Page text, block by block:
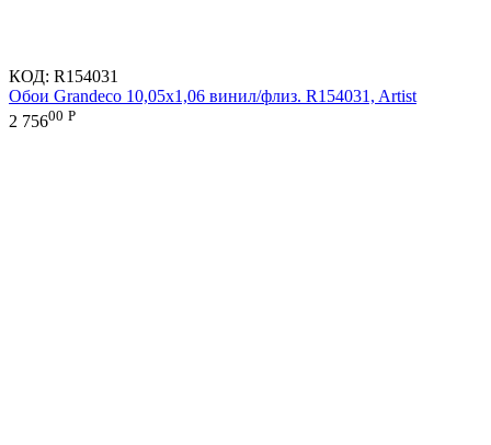
КОД: R154031
Обои Grandeco 10,05х1,06 винил/флиз. R154031, Artist
2 75600 Р